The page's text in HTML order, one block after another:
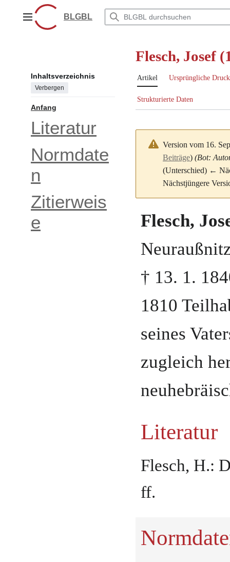
springenHauptmenüBLGBL
Inhaltsverzeichnis
Verbergen
Anfang
Literatur
Normdate
n
Zitierweis
e
Flesch, Josef
Artikel Ursprüngliche
Strukturierte Daten
Version vom 16.
Beiträge) (Bot:
(Unterschied) ←
Nächstjüngere
Flesch,
† 13. 1.
1810
seines
zugleich
Literatur
Flesch, H.:
ff.